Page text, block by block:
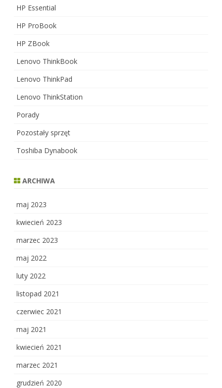
HP Essential
HP ProBook
HP ZBook
Lenovo ThinkBook
Lenovo ThinkPad
Lenovo ThinkStation
Porady
Pozostały sprzęt
Toshiba Dynabook
ARCHIWA
maj 2023
kwiecień 2023
marzec 2023
maj 2022
luty 2022
listopad 2021
czerwiec 2021
maj 2021
kwiecień 2021
marzec 2021
grudzień 2020